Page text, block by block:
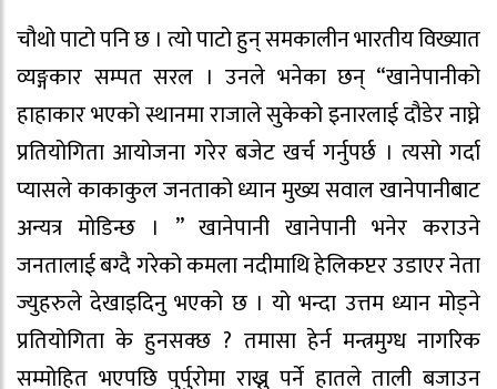
चौथो पाटो पनि छ । त्यो पाटो हुन् समकालीन भारतीय विख्यात
व्यङ्गकार सम्पत सरल । उनले भनेका छन् “खानेपानीको
हाहाकार भएको स्थानमा राजाले सुकेको इनारलाई दौडेर नाघ्ने
प्रतियोगिता आयोजना गरेर बजेट खर्च गर्नुपर्छ । त्यसो गर्दा
प्यासले काकाकुल जनताको ध्यान मुख्य सवाल खानेपानीबाट
अन्यत्र मोडिन्छ । ” खानेपानी खानेपानी भनेर कराउने
जनतालाई बग्दै गरेको कमला नदीमाथि हेलिकप्टर उडाएर नेता
ज्युहरुले देखाइदिनु भएको छ । यो भन्दा उत्तम ध्यान मोड्ने
प्रतियोगिता के हुनसक्छ ? तमासा हेर्न मन्त्रमुग्ध नागरिक
सम्मोहित भएपछि पुर्पुरोमा राख्नु पर्ने हातले ताली बजाउन